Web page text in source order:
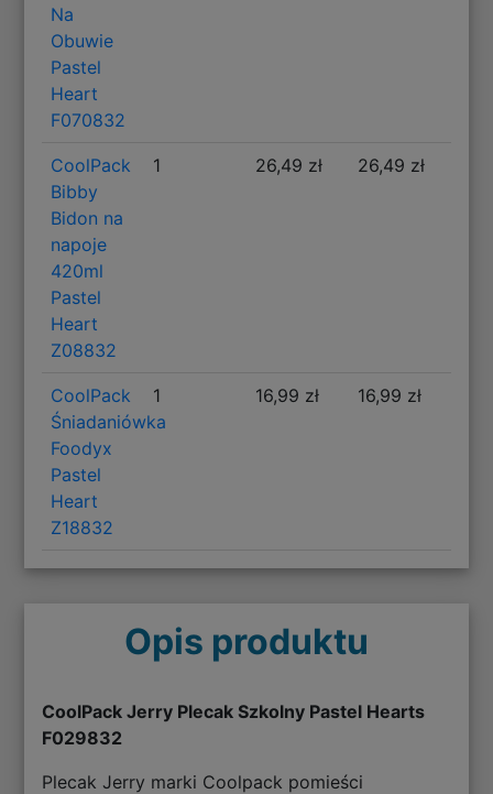
Na
Obuwie
Pastel
Heart
F070832
CoolPack
Bibby
Bidon na
napoje
420ml
Pastel
Heart
Z08832
1 26,49 zł 26,49 zł
CoolPack
Śniadaniówka
Foodyx
Pastel
Heart
Z18832
1 16,99 zł 16,99 zł
Opis produktu
CoolPack Jerry Plecak Szkolny Pastel Hearts
F029832
Plecak Jerry marki Coolpack pomieści